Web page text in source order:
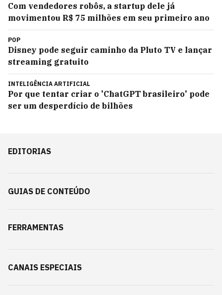
Com vendedores robôs, a startup dele já
movimentou R$ 75 milhões em seu primeiro ano
POP
Disney pode seguir caminho da Pluto TV e lançar
streaming gratuito
INTELIGÊNCIA ARTIFICIAL
Por que tentar criar o 'ChatGPT brasileiro' pode
ser um desperdício de bilhões
EDITORIAS
GUIAS DE CONTEÚDO
FERRAMENTAS
CANAIS ESPECIAIS